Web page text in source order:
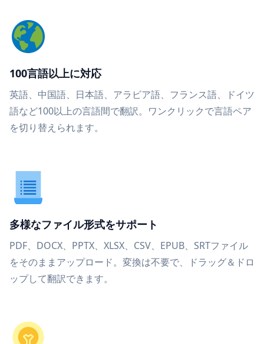
100言語以上に対応
英語、中国語、日本語、アラビア語、フランス語、ドイツ
語など100以上の言語間で翻訳。ワンクリックで言語ペア
を切り替えられます。
多様なファイル形式をサポート
PDF、DOCX、PPTX、XLSX、CSV、EPUB、SRTファイル
をそのままアップロード。変換は不要で、ドラッグ＆ドロ
ップして翻訳できます。